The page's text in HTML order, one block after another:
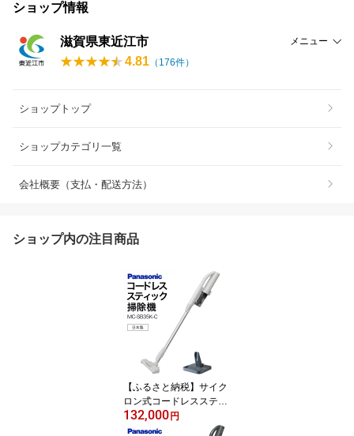
ショップ情報
滋賀県東近江市 メニュー
4.81 （ 176件）
ショップトップ
ショップカテゴリ一覧
会社概要（支払・配送方法）
ショップ内の注目商品
【ふるさと納税】サイク
ロン式コードレススティ
ック掃除機【MC-SB35K
-C】 Panasonic 滋賀県
132,000円